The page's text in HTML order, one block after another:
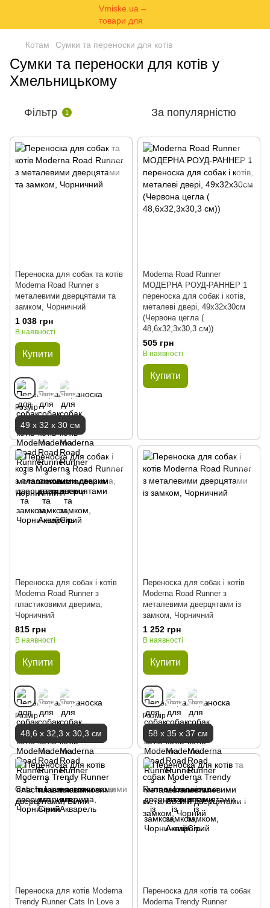
Котам Сумки та переноски для котів
Сумки та переноски для котів у
Хмельницькому
Фільтр 1 За популярністю
Переноска для собак та котів
Moderna Road Runner з
металевими дверцятами та
замком, Чорничний
1 038 грн
В наявності
Купити
Розмір
49 х 32 х 30 см
Moderna Road Runner
МОДЕРНА РОУД-РАННЕР 1
переноска для собак і котів,
металеві двері, 49х32х30см
(Червона цегла (
48,6х32,3х30,3 см))
505 грн
В наявності
Купити
Переноска для собак і котів
Moderna Road Runner з
пластиковими дверима,
Чорничний
815 грн
В наявності
Купити
Розмір
48,6 х 32,3 х 30,3 см
Переноска для собак і котів
Moderna Road Runner з
металевими дверцятами із
замком, Чорничний
1 252 грн
В наявності
Купити
Розмір
58 х 35 х 37 см
Переноска для котів Moderna
Trendy Runner Cats In Love з
Переноска для котів та собак
Moderna Trendy Runner